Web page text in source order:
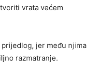
vrata većem
jer među njima
razmatranje.